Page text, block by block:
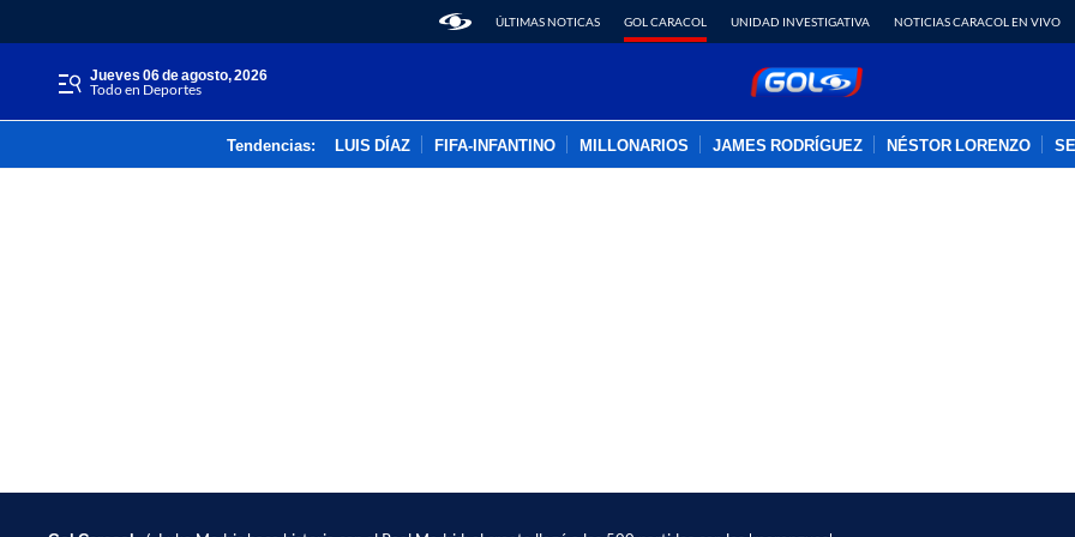
ÚLTIMAS NOTICAS GOL CARACOL UNIDAD INVESTIGATIVA NOTICIAS CARACOL EN VIVO
jueves 06 de agosto, 2026
Todo en Deportes
Tendencias: LUIS DÍAZ FIFA-INFANTINO MILLONARIOS JAMES RODRÍGUEZ NÉSTOR LORENZO